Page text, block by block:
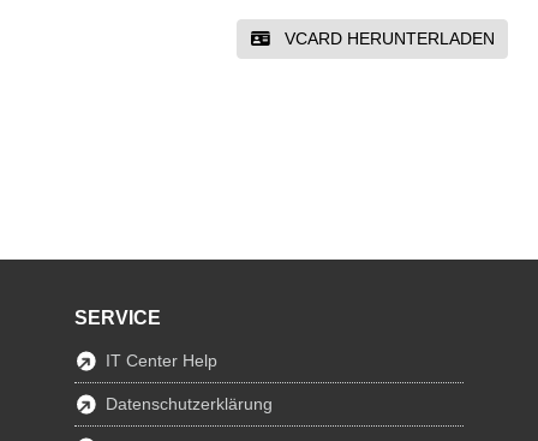
VCARD HERUNTERLADEN
SERVICE
IT Center Help
Datenschutzerklärung